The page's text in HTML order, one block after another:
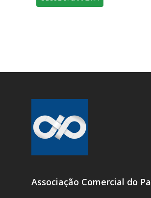
Associação Comercial do